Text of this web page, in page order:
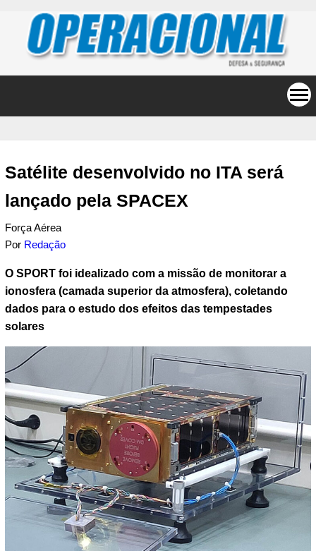
Satélite desenvolvido no ITA será
lançado pela SPACEX
Força Aérea
Por Redação
O SPORT foi idealizado com a missão de monitorar a
ionosfera (camada superior da atmosfera), coletando
dados para o estudo dos efeitos das tempestades
solares